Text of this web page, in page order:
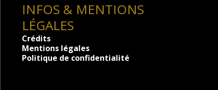
INFOS & MENTIONS
LÉGALES
Crédits
Mentions légales
Politique de confidentialité